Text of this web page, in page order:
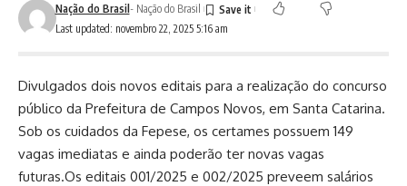
Last updated: novembro 22, 2025 5:16 am
Nação do Brasil- Nação do Brasil
Divulgados dois novos editais para a realização do concurso
público da Prefeitura de Campos Novos, em Santa Catarina.
Sob os cuidados da Fepese, os certames possuem 149
vagas imediatas e ainda poderão ter novas vagas
futuras.Os editais 001/2025 e 002/2025 preveem salários